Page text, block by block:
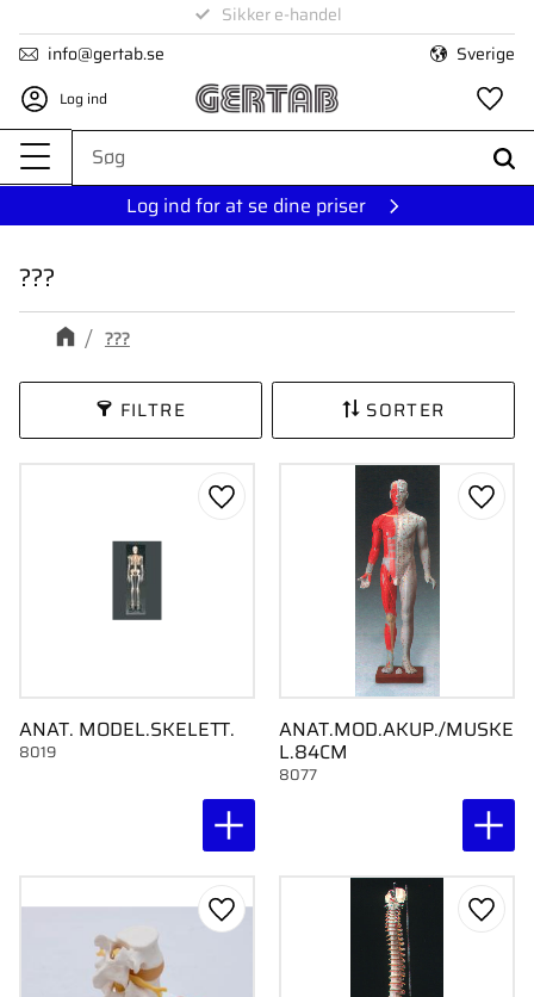
Menu
Sikker e-handel
Levering på 1-4 dage
info@gertab.se
Sverige
Log ind
Log ind for at se dine priser
???
???
FILTRE SORTER
ANAT. MODEL.SKELETT.
8019
Gem som favorit
ANAT.MOD.AKUP./MUSKE
L.84CM
8077
Gem
Gem som favorit Gem